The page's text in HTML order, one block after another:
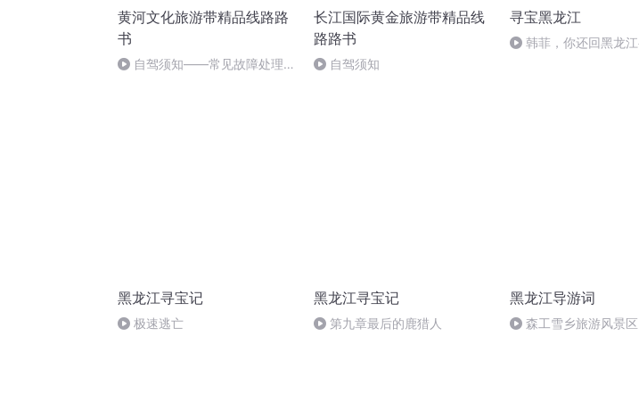
黄河文化旅游带精品线路路
书
自驾须知——常见故障处理
长江国际黄金旅游带精品线
路路书
自驾须知
寻宝黑龙江
韩菲，你还回黑龙江
黑龙江寻宝记
极速逃亡
黑龙江寻宝记
第九章最后的鹿猎人
黑龙江导游词
森工雪乡旅游风景